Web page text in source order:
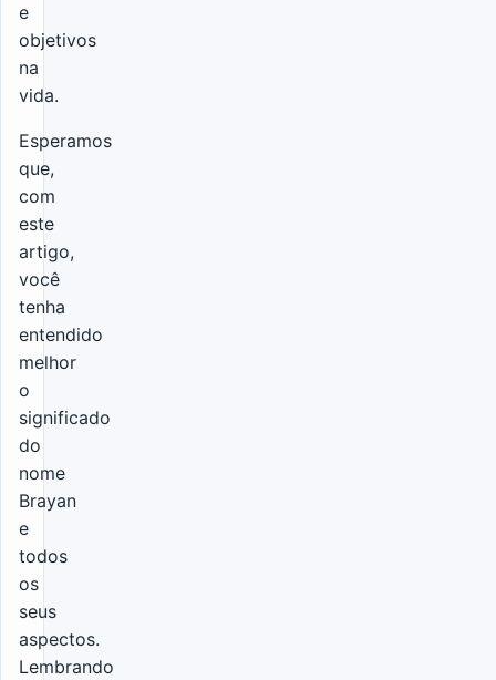
e
objetivos
na
vida.
Esperamos
que,
com
este
artigo,
você
tenha
entendido
melhor
o
significado
do
nome
Brayan
e
todos
os
seus
aspectos.
Lembrando